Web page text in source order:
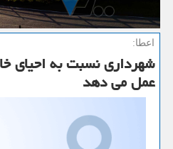
اعطا:
شهرداری نسبت به احیای
عمل می دهد